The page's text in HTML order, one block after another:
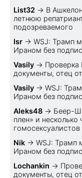
List32 → В
летнюю
подозреваемого
Isr → WSJ: Трамп
Ираном без
Vasily → Проверка
документы, отец
Vasily → WSJ:
Ираном без
Aleks48 → Беер-
плен» и несколько
гомосексуалистов
Nik → WSJ: Трамп
Ираном без
Lochankin →
документы, отец